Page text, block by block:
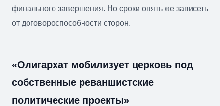
финального завершения. Но сроки опять же зависеть
от договороспособности сторон.
«Олигархат мобилизует церковь под
собственные реваншистские
политические проекты»